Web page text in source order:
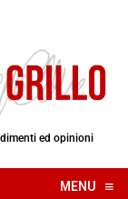
ed opinioni
MENU ≡
☰